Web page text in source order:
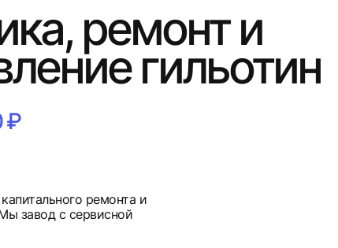
ремонт и
гильотин
₽
ремонта и
завод с сервисной